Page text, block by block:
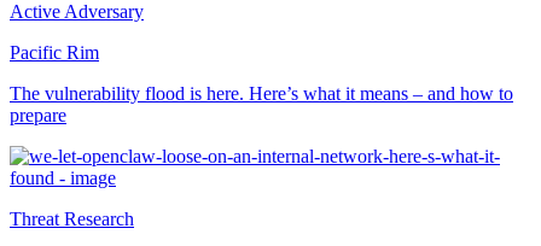
Active Adversary
Pacific Rim
The vulnerability flood is here. Here’s what it means – and how to
prepare
Threat Research